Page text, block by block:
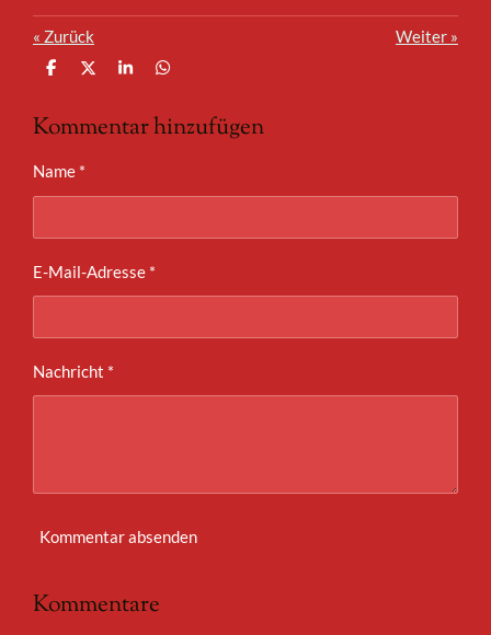
« Zurück Weiter »
T
l
e
T
l
e
T
l
e
T
l
e
Kommentar hinzufügen
Name *
E-Mail-Adresse *
Nachricht *
Kommentar absenden
Kommentare